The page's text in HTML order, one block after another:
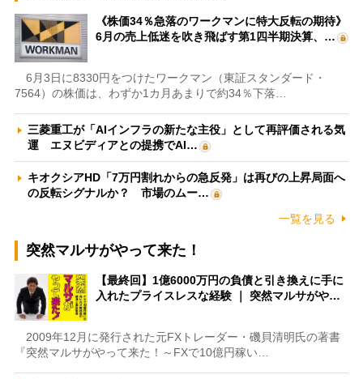
《株価34％急落のワークマンに特大反転の期待》
6月の売上低迷を吹き飛ばす第1四半期決算、…
6月3日に8330円をつけたワークマン（東証スタンダード・
7564）の株価は、わずか1カ月あまりで約34％下落…
三菱重工が「AIインフラの新たな主役」として再評価される気
運 エヌビディアとの提携でAI…
キオクシアHD「7万円割れからの急反発」は再びの上昇局面へ
の反転シグナルか？ 市場のムー…
一覧を見る
突然マルサがやって来た！
【最終回】1億6000万円の負債と引き換えに手に
入れたプライスレスな経験 ｜ 突然マルサがや…
2009年12月に発行された元FXトレーダー・磯貝清明氏の著書
『突然マルサがやって来た！～FXで10億円稼い…